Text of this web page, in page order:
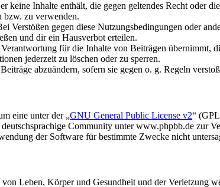
keine Inhalte enthält, die gegen geltendes Recht oder
bzw. zu verwenden.
Verstößen gegen diese Nutzungsbedingungen oder
und dir ein Hausverbot erteilen.
für die Inhalte von Beiträgen übernimmt,
jederzeit zu löschen oder zu sperren.
abzuändern, sofern sie gegen o. g. Regeln
eine unter der „GNU General Public License v2“
Community unter www.phpbb.de zur
der Software für bestimmte Zwecke nicht
Leben, Körper und Gesundheit und der Verletzung